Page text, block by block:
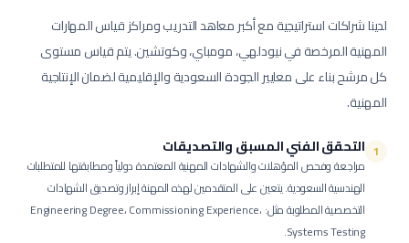
لدينا شراكات استراتيجية مع أكبر معاهد التدريب ومراكز قياس المهارات
المهنية المرخصة في نيودلهي، مومباي، وكوتشين. يتم قياس مستوى
كل مرشح بناء على معايير الجودة السعودية والإقليمية لضمان الإنتاجية
المهنية.
1 التحقق الفني المسبق والتصديقات
مراجعة وفحص المؤهلات والشهادات المهنية المعتمدة دولياً ومطابقتها للمتطلبات
الهندسية السعودية.يتعين على المتقدمين لهذه المهنة إبراز وتصديق الشهادات
التخصصية المطلوبة مثل: Engineering Degree، Commissioning Experience،
Systems Testing.